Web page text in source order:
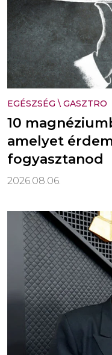
EGÉSZSÉG \ GASZTRO
10
amelyet
fogyasztanod
2026.08.06.